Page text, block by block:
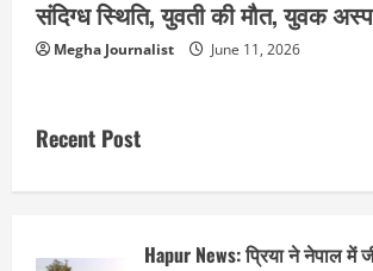
संदिग्ध स्थिति, युवती की मौत, युवक
Megha Journalist June 11, 2026
Recent Post
Hapur News: प्रिया ने नेपाल में